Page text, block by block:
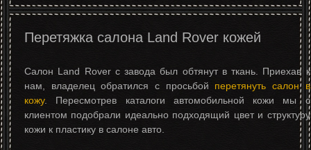
Перетяжка салона Land Rover кожей
Салон Land Rover с завода был обтянут в ткань. Приехав к
нам, владелец обратился с просьбой перетянуть салон в
кожу. Пересмотрев каталоги автомобильной кожи мы с
клиентом подобрали идеально подходящий цвет и структуру
кожи к пластику в салоне авто.